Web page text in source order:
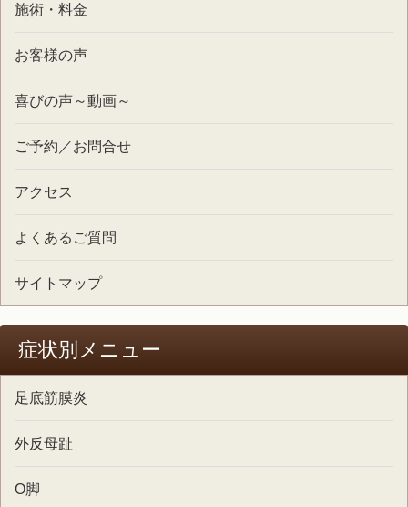
施術・料金
お客様の声
喜びの声～動画～
ご予約／お問合せ
アクセス
よくあるご質問
サイトマップ
症状別メニュー
足底筋膜炎
外反母趾
O脚